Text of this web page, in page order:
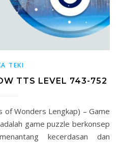
TEKI
TTS LEVEL 743-752
game puzzle berkonsep
kecerdasan dan